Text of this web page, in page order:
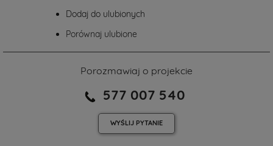
Dodaj do ulubionych
Porównaj ulubione
Porozmawiaj o projekcie
577 007 540
WYŚLIJ PYTANIE